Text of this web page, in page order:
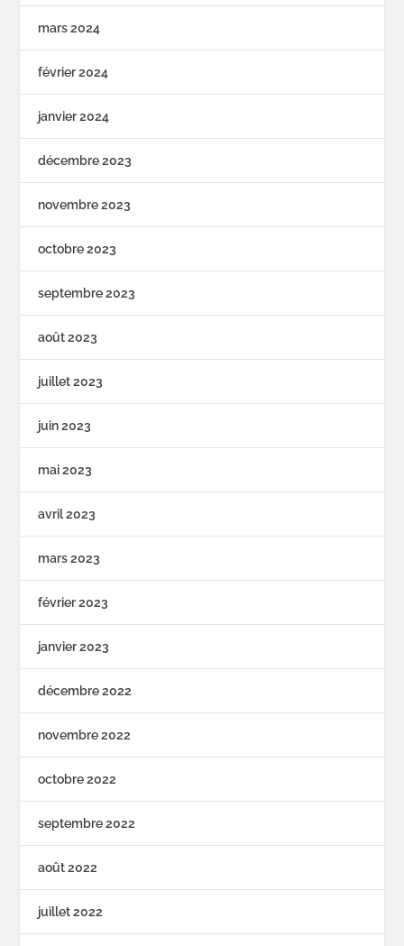
mars 2024
février 2024
janvier 2024
décembre 2023
novembre 2023
octobre 2023
septembre 2023
août 2023
juillet 2023
juin 2023
mai 2023
avril 2023
mars 2023
février 2023
janvier 2023
décembre 2022
novembre 2022
octobre 2022
septembre 2022
août 2022
juillet 2022